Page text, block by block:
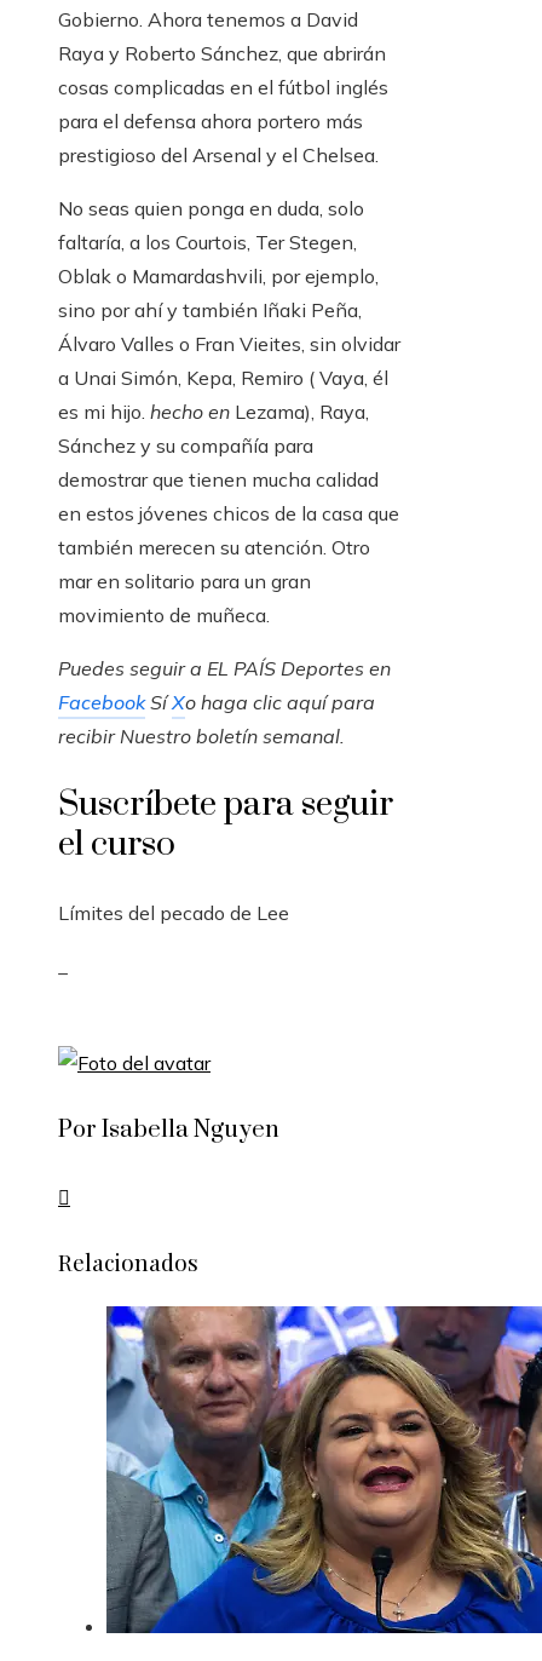
Gobierno. Ahora tenemos a David
Raya y Roberto Sánchez, que abrirán
cosas complicadas en el fútbol inglés
para el defensa ahora portero más
prestigioso del Arsenal y el Chelsea.
No seas quien ponga en duda, solo
faltaría, a los Courtois, Ter Stegen,
Oblak o Mamardashvili, por ejemplo,
sino por ahí y también Iñaki Peña,
Álvaro Valles o Fran Vieites, sin olvidar
a Unai Simón, Kepa, Remiro ( Vaya, él
es mi hijo. hecho en Lezama), Raya,
Sánchez y su compañía para
demostrar que tienen mucha calidad
en estos jóvenes chicos de la casa que
también merecen su atención. Otro
mar en solitario para un gran
movimiento de muñeca.
Puedes seguir a EL PAÍS Deportes en
FacebookSíXo haga clic aquí para
recibirNuestro boletín semanal.
Suscríbete para seguir
el curso
Límites del pecado de Lee
Por Isabella Nguyen
Relacionados